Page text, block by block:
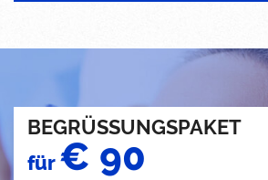
BEGRÜSSUNGSPAKET
für€ 90